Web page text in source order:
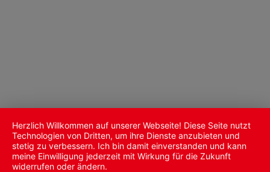
Herzlich Willkommen auf unserer Webseite! Diese Seite nutzt
Technologien von Dritten, um ihre Dienste anzubieten und
stetig zu verbessern. Ich bin damit einverstanden und kann
meine Einwilligung jederzeit mit Wirkung für die Zukunft
widerrufen oder ändern.